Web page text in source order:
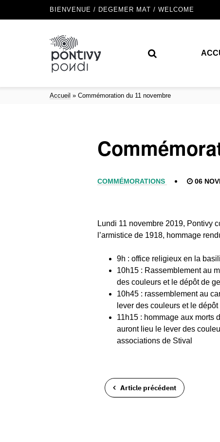
BIENVENUE / DEGEMER MAT / WELCOME
Accueil » Commémoration du 11 novembre
COMMÉMORATIONS 06
Lundi 11 novembre 2019, Pontivy
l’armistice de 1918, hommage
9h : office religieux en la
10h15 : Rassemblement au
des couleurs et le dépôt de
10h45 : rassemblement au
lever des couleurs et le
11h15 : hommage aux morts
auront lieu le lever des
associations de Stival
Article précédent